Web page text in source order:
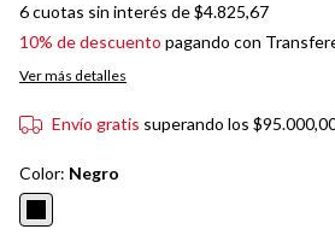
6cuotas sin interés de$4.825,67
10% de descuento pagando con
Ver más detalles
Envío gratis superando los
Color: Negro